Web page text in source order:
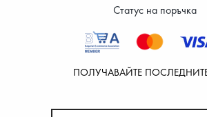
Статус на поръчка
ПОЛУЧАВАЙТЕ